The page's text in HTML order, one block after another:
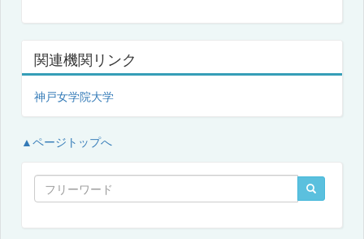
関連機関リンク
神戸女学院大学
▲ページトップへ